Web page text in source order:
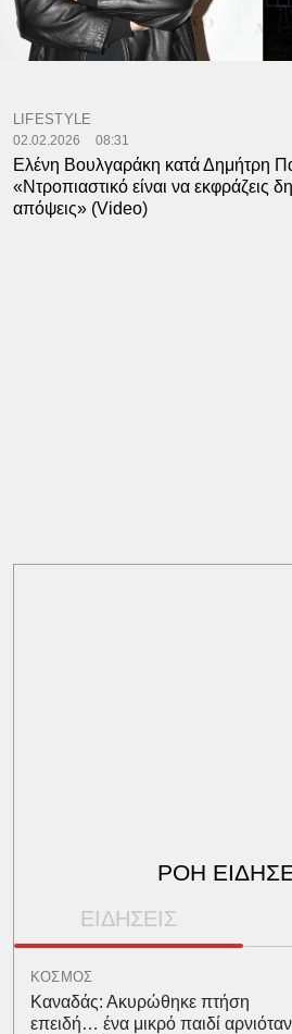
LIFESTYLE
02.02.2026 08:31
Ελένη Βουλγαράκη κατά Δημήτρη
«Ντροπιαστικό είναι να εκφράζεις
απόψεις» (Video)
ΡΟΗ
ΕΙΔΗΣΕΙΣ
ΚΟΣΜΟΣ
Καναδάς: Ακυρώθηκε πτήση
επειδή… ένα μικρό παιδί